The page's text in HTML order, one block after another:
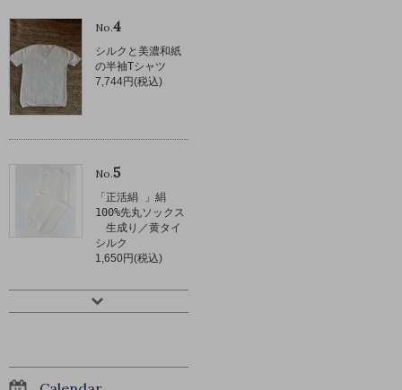
No.4
シルクと美濃和紙
の半袖Tシャツ
7,744円(税込)
No.5
「正活絹 」絹
100%先丸ソックス
生成り／黄タイ
シルク
1,650円(税込)